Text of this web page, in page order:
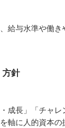
給与水準や働
針
成長」「チャ
軸に人的資本の